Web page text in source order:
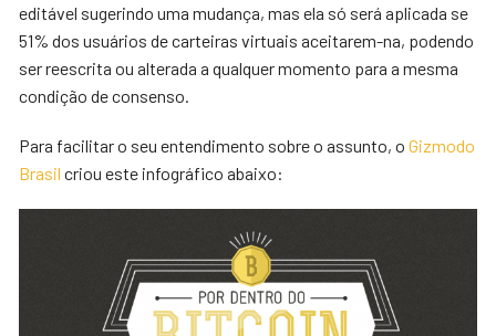
editável sugerindo uma mudança, mas ela só será aplicada se
51% dos usuários de carteiras virtuais aceitarem-na, podendo
ser reescrita ou alterada a qualquer momento para a mesma
condição de consenso.
Para facilitar o seu entendimento sobre o assunto, oGizmodo
Brasil criou este infográfico abaixo: